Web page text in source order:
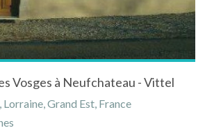
Vosges à Neufchateau - Vittel
Grand Est, France